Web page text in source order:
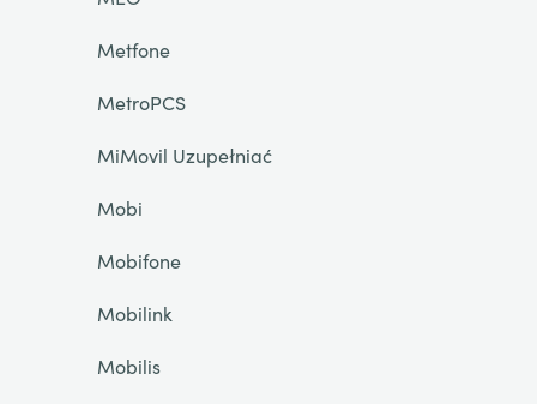
Metfone
MetroPCS
MiMovil Uzupełniać
Mobi
Mobifone
Mobilink
Mobilis